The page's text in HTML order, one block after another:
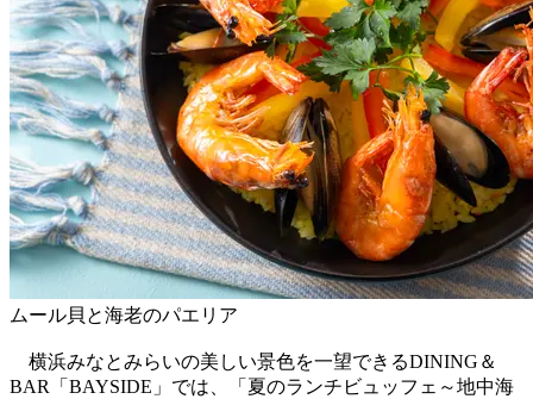
ムール貝と海老のパエリア
横浜みなとみらいの美しい景色を一望できるDINING＆
BAR「BAYSIDE」では、「夏のランチビュッフェ～地中海